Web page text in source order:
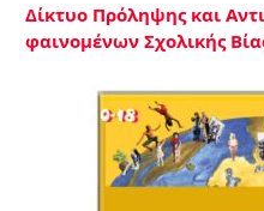
Δίκτυο Πρόληψης και
φαινομένων Σχολικής